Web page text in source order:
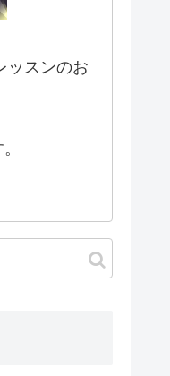
ッスンのお